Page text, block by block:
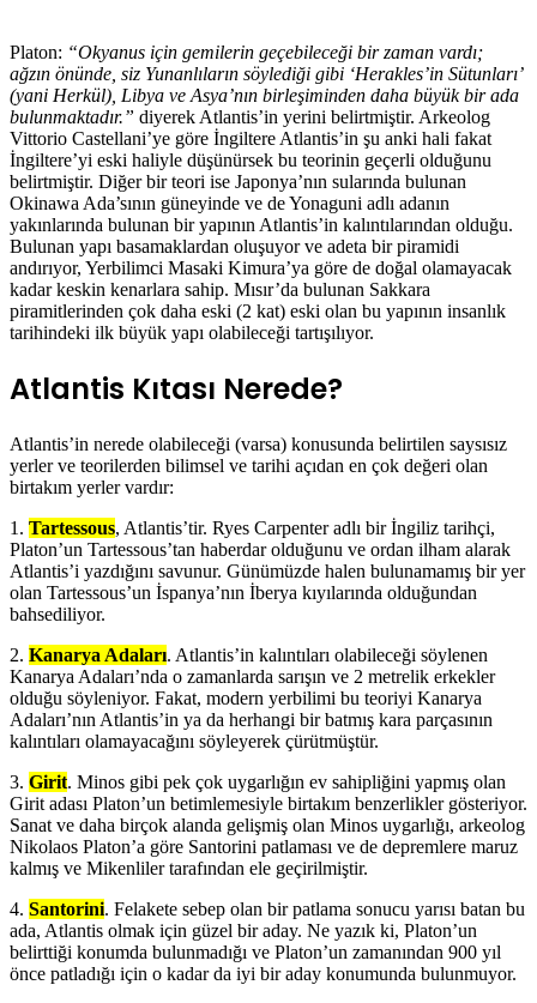
Platon: “Okyanus için gemilerin geçebileceği bir zaman vardı;
ağzın önünde, siz Yunanlıların söylediği gibi ‘Herakles’in Sütunları’
(yani Herkül), Libya ve Asya’nın birleşiminden daha büyük bir ada
bulunmaktadır.” diyerek Atlantis’in yerini belirtmiştir. Arkeolog
Vittorio Castellani’ye göre İngiltere Atlantis’in şu anki hali fakat
İngiltere’yi eski haliyle düşünürsek bu teorinin geçerli olduğunu
belirtmiştir. Diğer bir teori ise Japonya’nın sularında bulunan
Okinawa Ada’sının güneyinde ve de Yonaguni adlı adanın
yakınlarında bulunan bir yapının Atlantis’in kalıntılarından olduğu.
Bulunan yapı basamaklardan oluşuyor ve adeta bir piramidi
andırıyor, Yerbilimci Masaki Kimura’ya göre de doğal olamayacak
kadar keskin kenarlara sahip. Mısır’da bulunan Sakkara
piramitlerinden çok daha eski (2 kat) eski olan bu yapının insanlık
tarihindeki ilk büyük yapı olabileceği tartışılıyor.
Atlantis Kıtası Nerede?
Atlantis’in nerede olabileceği (varsa) konusunda belirtilen saysısız
yerler ve teorilerden bilimsel ve tarihi açıdan en çok değeri olan
birtakım yerler vardır:
1. Tartessous, Atlantis’tir. Ryes Carpenter adlı bir İngiliz tarihçi,
Platon’un Tartessous’tan haberdar olduğunu ve ordan ilham alarak
Atlantis’i yazdığını savunur. Günümüzde halen bulunamamış bir yer
olan Tartessous’un İspanya’nın İberya kıyılarında olduğundan
bahsediliyor.
2. Kanarya Adaları. Atlantis’in kalıntıları olabileceği söylenen
Kanarya Adaları’nda o zamanlarda sarışın ve 2 metrelik erkekler
olduğu söyleniyor. Fakat, modern yerbilimi bu teoriyi Kanarya
Adaları’nın Atlantis’in ya da herhangi bir batmış kara parçasının
kalıntıları olamayacağını söyleyerek çürütmüştür.
3. Girit. Minos gibi pek çok uygarlığın ev sahipliğini yapmış olan
Girit adası Platon’un betimlemesiyle birtakım benzerlikler gösteriyor.
Sanat ve daha birçok alanda gelişmiş olan Minos uygarlığı, arkeolog
Nikolaos Platon’a göre Santorini patlaması ve de depremlere maruz
kalmış ve Mikenliler tarafından ele geçirilmiştir.
4. Santorini. Felakete sebep olan bir patlama sonucu yarısı batan bu
ada, Atlantis olmak için güzel bir aday. Ne yazık ki, Platon’un
belirttiği konumda bulunmadığı ve Platon’un zamanından 900 yıl
önce patladığı için o kadar da iyi bir aday konumunda bulunmuyor.